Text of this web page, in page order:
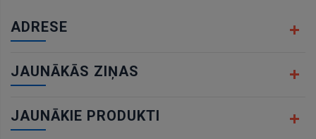
ADRESE
JAUNĀKĀS ZIŅAS
JAUNĀKIE PRODUKTI